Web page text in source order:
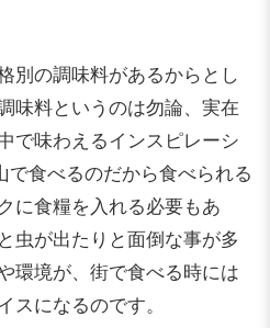
別の調味料があるからとし
味料というのは勿論、実在
で味わえるインスピレーシ
で食べるのだから食べられる
に食糧を入れる必要もあ
虫が出たりと面倒な事が多
環境が、街で食べる時には
になるのです。